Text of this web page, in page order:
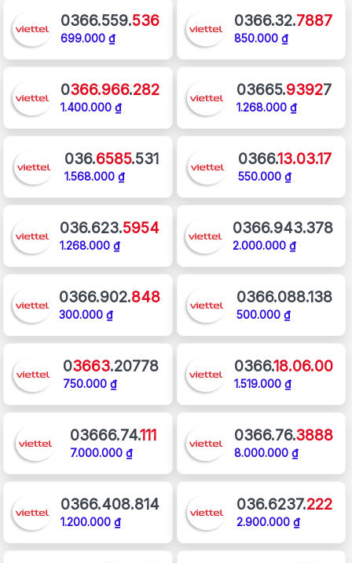
0366.559.536
699.000 ₫
0366.32.7887
850.000 ₫
0366.966.282
1.400.000 ₫
03665.93927
1.268.000 ₫
036.6585.531
1.568.000 ₫
0366.13.03.17
550.000 ₫
036.623.5954
1.268.000 ₫
0366.943.378
2.000.000 ₫
0366.902.848
300.000 ₫
0366.088.138
500.000 ₫
03663.20778
750.000 ₫
0366.18.06.00
1.519.000 ₫
03666.74.111
7.000.000 ₫
0366.76.3888
8.000.000 ₫
0366.408.814
1.200.000 ₫
036.6237.222
2.900.000 ₫